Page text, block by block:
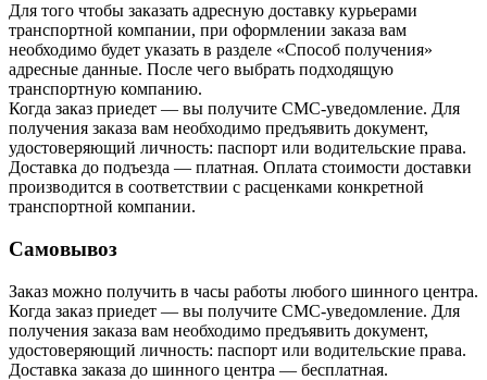
Для того чтобы заказать адресную доставку курьерами
транспортной компании, при оформлении заказа вам
необходимо будет указать в разделе «Способ получения»
адресные данные. После чего выбрать подходящую
транспортную компанию.
Когда заказ приедет — вы получите СМС-уведомление. Для
получения заказа вам необходимо предъявить документ,
удостоверяющий личность: паспорт или водительские права.
Доставка до подъезда — платная. Оплата стоимости доставки
производится в соответствии с расценками конкретной
транспортной компании.
Самовывоз
Заказ можно получить в часы работы любого шинного центра.
Когда заказ приедет — вы получите СМС-уведомление. Для
получения заказа вам необходимо предъявить документ,
удостоверяющий личность: паспорт или водительские права.
Доставка заказа до шинного центра — бесплатная.